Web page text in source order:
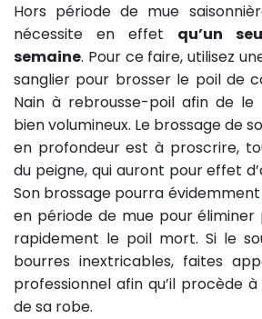
Hors période de mue
nécessite en effet qu’un
semaine. Pour ce faire, utilisez
sanglier pour brosser le poil de
Nain à rebrousse-poil afin de
bien volumineux. Le brossage de
en profondeur est à proscrire,
du peigne, qui auront pour effet
Son brossage pourra
en période de mue pour
rapidement le poil mort. Si le
bourres inextricables, faites
professionnel afin qu’il procède
de sa robe.